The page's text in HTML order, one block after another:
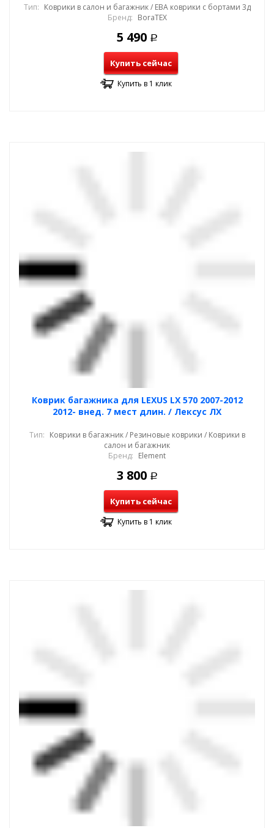
Тип: Коврики в салон и багажник / ЕВА коврики с бортами 3д
Бренд: BoraTEX
5 490 Р
Купить сейчас
Купить в 1 клик
Коврик багажника для LEXUS LX 570 2007-2012
2012- внед. 7 мест длин. / Лексус ЛХ
Тип: Коврики в багажник / Резиновые коврики / Коврики в
салон и багажник
Бренд: Element
3 800 Р
Купить сейчас
Купить в 1 клик